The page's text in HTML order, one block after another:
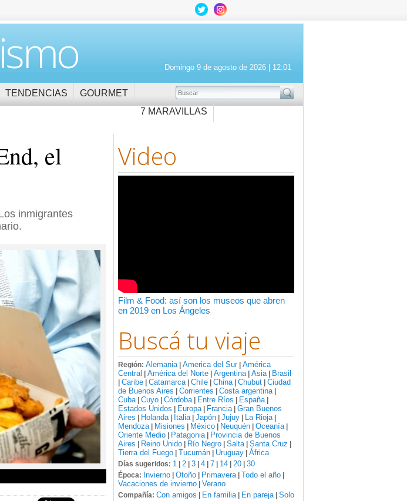
Domingo 9 de agosto de 2026 | 12:01
BUSCAR
TENDENCIAS
GOURMET
7 MARAVILLAS
Video
Film & Food: así son los museos que abren
en 2019 en Los Ángeles
Buscá tu viaje
Región: Alemania| America del Sur| América
Central
América del Norte Argentina| Asia| Brasil
Caribe Catamarca| Chile China| Chubut Ciudad
de Buenos Aires
Corrientes Costa argentina|
Cuba| Cuyo Córdoba| Entre Ríos España|
Estados Unidos Europa| Francia| Gran Buenos
Aires
Holanda| Italia| Japón Jujuy La Rioja|
Mendoza| Misiones México Neuquén Oceanía|
Oriente Medio Patagonia|
Provincia de Buenos
Aires
Reino Unido Río Negro Salta| Santa Cruz
Tierra del Fuego Tucumán Uruguay África
Días sugeridos: 1 2 3 4 7 14 20 30
Época: Invierno Otoño Primavera| Todo el año
Vacaciones de invierno Verano
Compañía: Con amigos En familia| En pareja| Solo
el
inmigrantes